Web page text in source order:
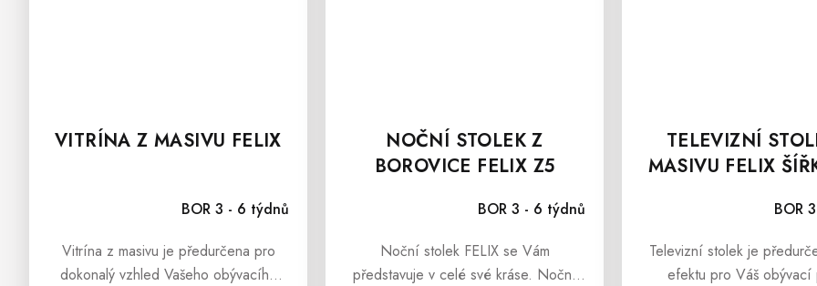
VITRÍNA Z MASIVU FELIX
BOR 3 - 6 týdnů
Vitrína z masivu je předurčena pro
dokonalý vzhled Vašeho obývacího
NOČNÍ STOLEK Z
BOROVICE FELIX Z5
BOR 3 - 6 týdnů
Noční stolek FELIX se Vám
představuje v celé své kráse. Noční
TELEVIZNÍ
MASIVU FELIX
BOR
Televizní stolek je
efektu pro Váš obývací